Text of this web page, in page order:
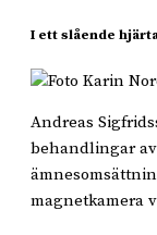
I ett slående
Andreas
behandlingar
magnetkamera